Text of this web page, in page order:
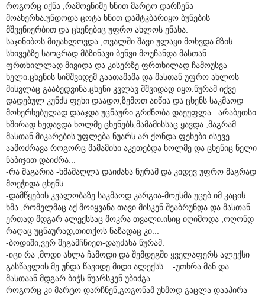
როგორც იქნა ,რამოენიმე ხნით მარტო დარჩენა
მოახერხა.უნდოდა ცოტა ხნით დამტკბარიყო ბუნების
მშვენიერბით და ცხენებიც უფრო ახლოს ენახა.
საჯინიბოს მიუახლოვდა ,თვალში შავი ულაყი მოხვდა.მზის
სხივებზე საოცრად მბზინავი ბეწვი მოუჩანდა.მასთან
ფრთხილლად მივიდა და კისერზე ფრთხილად ჩამოუსვა
ხელი.ცხენის სიმშვიდემ გაათამამა და მასთან უფრო ახლოს
მისვლაც გააბედვინა.ცხენი კვლავ მშვიდად იყო.ნურამ იქვე
დადებულ კუნძს ფეხი დაადო,ზემოთ აიწია და ცხენს საკმაოდ
მოხერხებულად დააჯდა.უცნაური გრძნობა დაეუფლა...არაბეთსი
ხშირად ხედავდა ხოლმე ცხენებს,მამამისსაც ყავდა ,მაგრამ
მასთან მიკარების უფლება ნუარს არ ქონდა.ფეხები ისევე
აამოძრავა როგორც მამამისი აკეთებდა ხოლმე და ცხენიც ნელი
ნაბიჯით დაიძრა...
-რა მაგარია -ხმამაღლა დაიძახა ნურამ და კიდევ უფრო მაგრად
მოეჭიდა ცხენს.
-დამწყების კვალობაზე საკმაოდ კარგია-მოესმა უცებ იმ კაცის
ხმა ,რომელმაც აქ მოიყვანა.თავი მისკენ შეაბრუნდა და მასთან
ერთად მდგარ ალექსსაც მოკრა თვალი.ისიც იღიმოდა ,ოღონდ
რაღაც უცნაურად,თითქოს ნაზადაც კი...
-ბოდიში,ვერ შეგამჩნიეთ-დაუძახა ნურამ.
-იცი რა ,მოდი ახლა ჩამოდი და შემდეგში ყველაფერს ალექსი
გასწავლის.მე უნდა წავიდე.მიდი ალექსს ...-უთხრა მან და
მასთაან მდგარ ბიჭს ნუარსკენ უბიძგა.
როგორც კი მარტო დარჩნენ,გოგონამ უხმოდ გაცლა დააპირა